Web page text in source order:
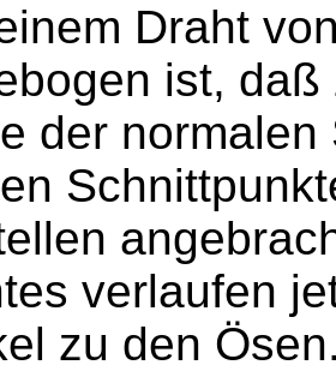
Draht
ist,
der
verlaufen
zu den